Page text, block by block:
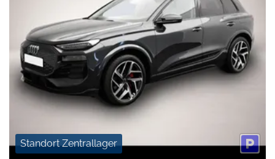
Standort Zentrallager